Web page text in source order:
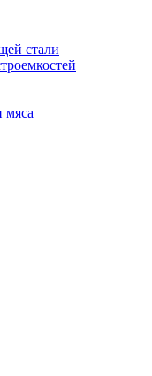
стали
мяса